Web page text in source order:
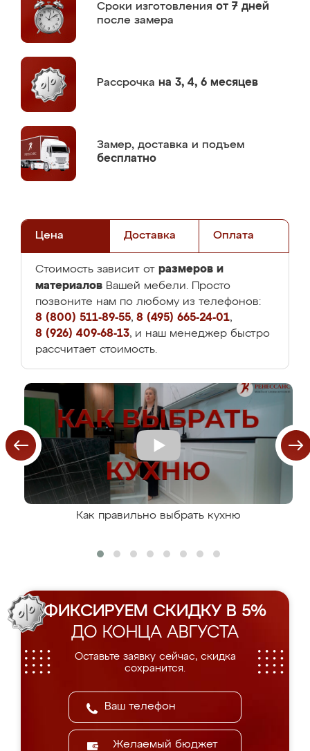
Сроки изготовления от 7 дней
после замера
Рассрочка на 3, 4, 6 месяцев
Замер, доставка и подъем
бесплатно
Цена Доставка Оплата
Стоимость зависит от размеров и
материалов Вашей мебели. Просто
позвоните нам по любому из телефонов:
8 (800) 511-89-55, 8 (495) 665-24-01,
8 (926) 409-68-13, и наш менеджер быстро
рассчитает стоимость.
Как правильно выбрать кухню
ФИКСИРУЕМ СКИДКУ В 5%
ДО КОНЦА АВГУСТА
Оставьте заявку сейчас, скидка
сохранится.
Желаемый бюджет